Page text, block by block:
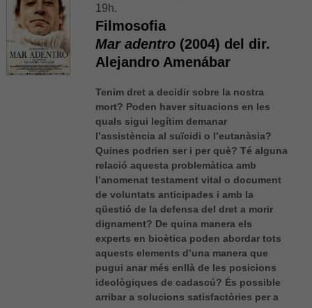
19h.
Filmosofia
Mar adentro (2004) del dir.
Alejandro Amenábar
Tenim dret a decidir sobre la nostra
mort? Poden haver situacions en les
quals sigui legítim demanar
l’assistència al suïcidi o l’eutanàsia?
Quines podrien ser i per què? Té alguna
relació aquesta problemàtica amb
l’anomenat testament vital o document
de voluntats anticipades i amb la
qüestió de la defensa del dret a morir
dignament? De quina manera els
experts en bioètica poden abordar tots
aquests elements d’una manera que
pugui anar més enllà de les posicions
ideològiques de cadascú? És possible
arribar a solucions satisfactòries per a